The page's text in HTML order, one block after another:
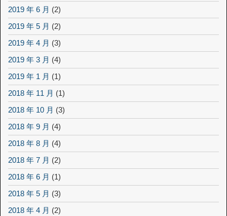
2019 年 6 月 (2)
2019 年 5 月 (2)
2019 年 4 月 (3)
2019 年 3 月 (4)
2019 年 1 月 (1)
2018 年 11 月 (1)
2018 年 10 月 (3)
2018 年 9 月 (4)
2018 年 8 月 (4)
2018 年 7 月 (2)
2018 年 6 月 (1)
2018 年 5 月 (3)
2018 年 4 月 (2)